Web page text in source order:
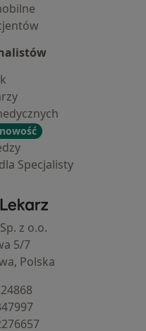
nowość
Specjalisty
- Strona główna
z o.o.
5/7
Polska